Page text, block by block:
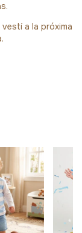
a la próxima